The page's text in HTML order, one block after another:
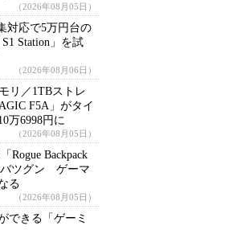
（2026年08月05日）
対応で5万円台の
Station」を試
（2026年08月06日）
リ／1TBストレ
F5A」がタイ
万6998円に
（2026年08月05日）
Rogue Backpack
バツグン ゲーマ
る
（2026年08月05日）
できる「ゲーミ